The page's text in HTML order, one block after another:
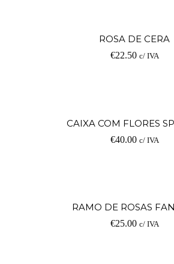
ROSA DE CERA
€22.50 c/ IVA
CAIXA COM FLORES
€40.00 c/ IVA
RAMO DE ROSAS
€25.00 c/ IVA